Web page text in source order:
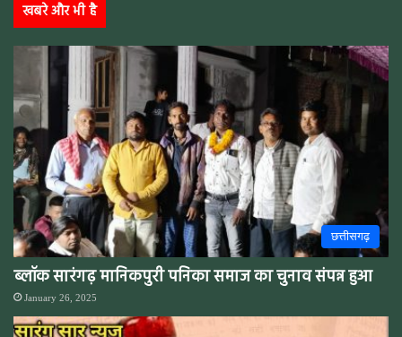
खबरे और भी है
छत्तीसगढ़
ब्लॉक सारंगढ़ मानिकपुरी पनिका समाज का चुनाव संपन्न हुआ
January 26, 2025